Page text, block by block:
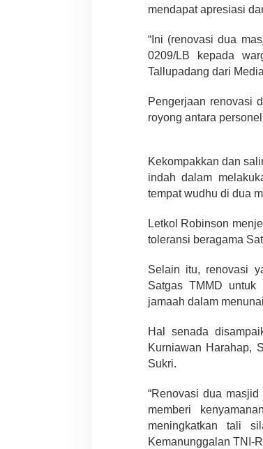
mendapat apresiasi
“Ini (renovasi dua
0209/LB kepada
Tallupadang dari
Pengerjaan renovasi
royong antara
Kekompakkan dan
indah dalam
tempat wudhu di dua
Letkol Robinson
toleransi beragama
Selain itu, renovasi
Satgas TMMD untuk
jamaah dalam
Hal senada
Kurniawan Harahap,
Sukri.
“Renovasi dua
memberi
meningkatkan tali
Kemanunggalan TNI-